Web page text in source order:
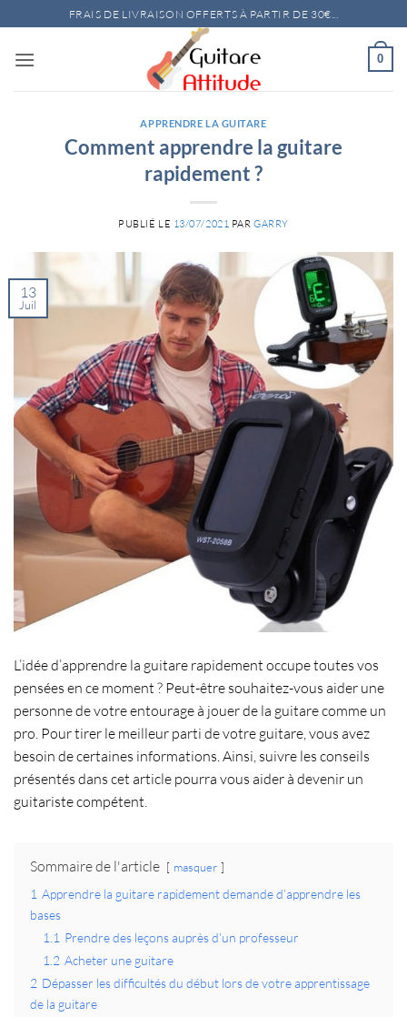
au
contenu
FRAIS DE LIVRAISON OFFERTS À PARTIR DE 30€...
0
APPRENDRE LA GUITARE
Comment apprendre la guitare
rapidement ?
PUBLIÉ LE 13/07/2021 PARGARRY
13
Juil
L’idée d’apprendre la guitare rapidement occupe toutes vos
pensées en ce moment ? Peut-être souhaitez-vous aider une
personne de votre entourage à jouer de la guitare comme un
pro . Pour tirer le meilleur parti de votre guitare, vous avez
besoin de certaines informations. Ainsi, suivre les conseils
présentés dans cet article pourra vous aider à devenir un
guitariste compétent
Sommaire de l'article masquer
1 Apprendre la guitare rapidement demande d’apprendre les
bases
1.1 Prendre des leçons auprès d’un professeur
1.2 Acheter une guitare
2 Dépasser les difficultés du début lors de votre apprentissage
de la guitare